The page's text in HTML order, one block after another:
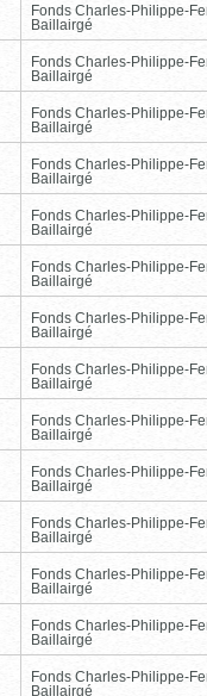
Fonds Charles-Philippe-
Baillairgé
Fonds Charles-Philippe-
Baillairgé
Fonds Charles-Philippe-
Baillairgé
Fonds Charles-Philippe-
Baillairgé
Fonds Charles-Philippe-
Baillairgé
Fonds Charles-Philippe-
Baillairgé
Fonds Charles-Philippe-
Baillairgé
Fonds Charles-Philippe-
Baillairgé
Fonds Charles-Philippe-
Baillairgé
Fonds Charles-Philippe-
Baillairgé
Fonds Charles-Philippe-
Baillairgé
Fonds Charles-Philippe-
Baillairgé
Fonds Charles-Philippe-
Baillairgé
Fonds Charles-Philippe-
Baillairgé